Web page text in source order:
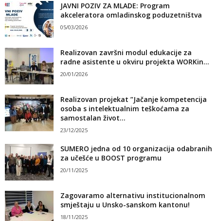
JAVNI POZIV ZA MLADE: Program
akceleratora omladinskog poduzetništva
05/03/2026
Realizovan završni modul edukacije za
radne asistente u okviru projekta WORKin...
20/01/2026
Realizovan projekat ”Jačanje kompetencija
osoba s intelektualnim teškoćama za
samostalan život...
23/12/2025
SUMERO jedna od 10 organizacija odabranih
za učešće u BOOST programu
20/11/2025
Zagovaramo alternativu institucionalnom
smještaju u Unsko-sanskom kantonu!
18/11/2025